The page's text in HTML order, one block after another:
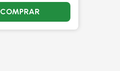
COMPRAR